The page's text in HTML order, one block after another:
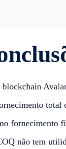
total
fornecimento
não tem